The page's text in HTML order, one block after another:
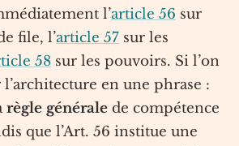
l’article 56 sur
file, l’article 57 sur les
58 sur les pouvoirs. Si l’on
en une phrase :
règle générale de compétence
que l’Art. 56 institue une